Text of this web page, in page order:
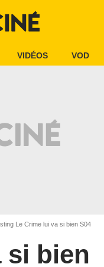
VIDÉOS VOD
Le Crime lui va si bien S04
si bien